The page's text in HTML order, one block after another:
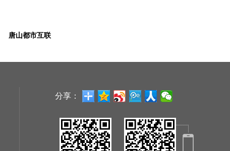
唐山都市互联
分享：